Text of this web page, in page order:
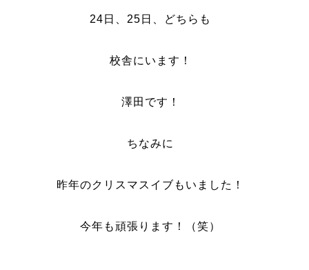
24日、25日、どちらも
校舎にいます！
澤田です！
ちなみに
昨年のクリスマスイブもいました！
今年も頑張ります！（笑）